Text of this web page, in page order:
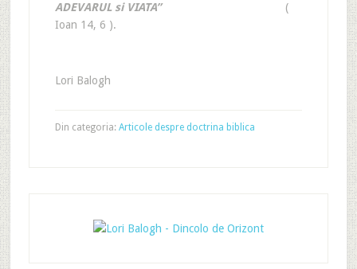
ADEVARUL si VIATA”(
Ioan 14, 6 ).
Lori Balogh
Din categoria: Articole despre doctrina biblica